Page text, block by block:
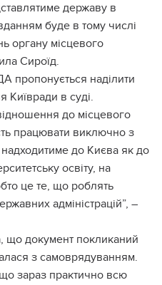
державу в
буде в тому числі
органу місцевого
Сироїд.
пропонується наділити
Київради в суді.
до місцевого
працювати виключно з
до Києва як до
освіту, на
це те, що роблять
адміністрацій”, –
що документ покликаний
з самоврядуванням.
зараз практично всю